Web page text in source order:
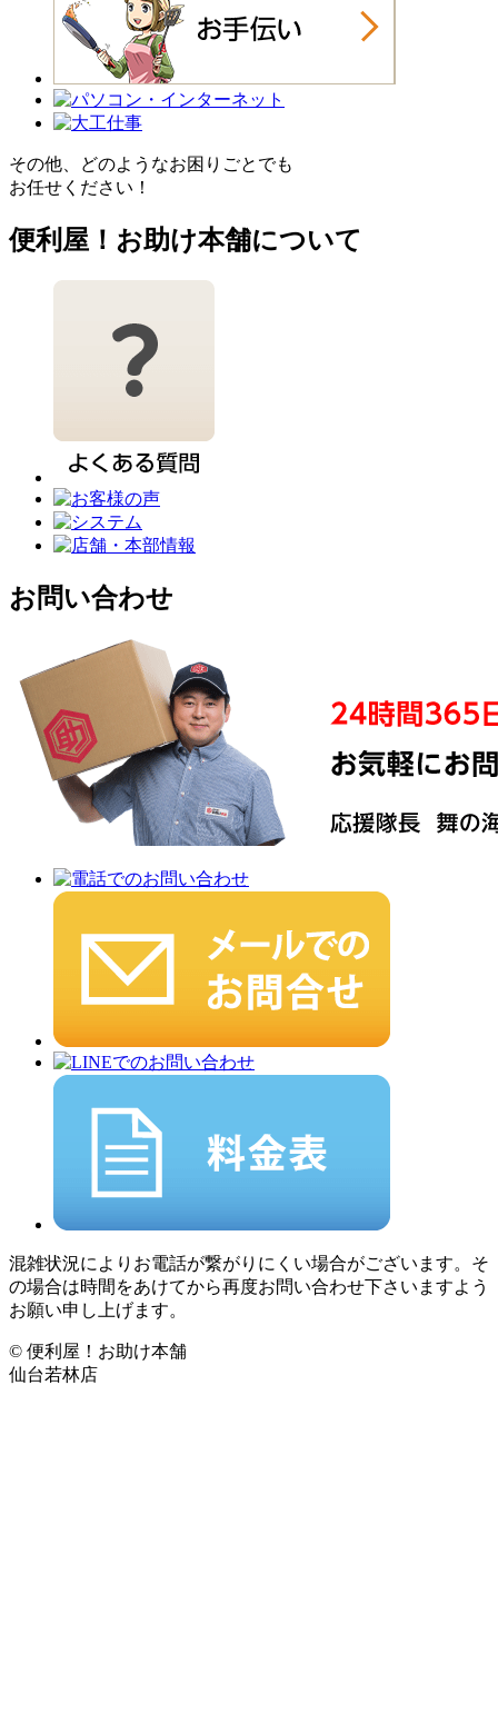
その他、どのようなお困りごとでも
お任せください！
便利屋！お助け本舗について
お問い合わせ
混雑状況によりお電話が繋がりにくい場合がございます。そ
の場合は時間をあけてから再度お問い合わせ下さいますよう
お願い申し上げます。
© 便利屋！お助け本舗
仙台若林店